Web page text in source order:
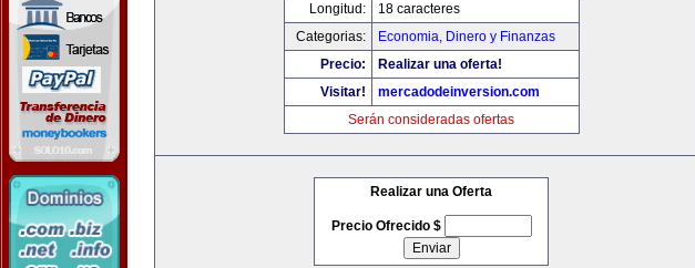
Longitud:
18 caracteres
Categorias:
Economia, Dinero y Finanzas
Precio:
Realizar una oferta!
Visitar!
mercadodeinversion.com
Serán consideradas ofertas
Realizar una Oferta
Precio Ofrecido $